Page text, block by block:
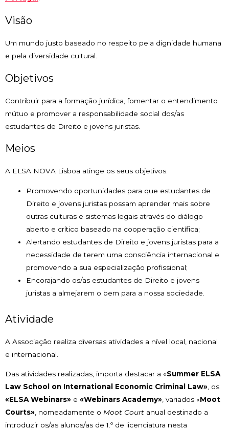
Visão
Um mundo justo baseado no respeito pela dignidade humana
e pela diversidade cultural.
Objetivos
Contribuir para a formação jurídica, fomentar o entendimento
mútuo e promover a responsabilidade social dos/as
estudantes de Direito e jovens juristas.
Meios
A ELSA NOVA Lisboa atinge os seus objetivos:
Promovendo oportunidades para que estudantes de
Direito e jovens juristas possam aprender mais sobre
outras culturas e sistemas legais através do diálogo
aberto e crítico baseado na cooperação científica;
Alertando estudantes de Direito e jovens juristas para a
necessidade de terem uma consciência internacional e
promovendo a sua especialização profissional;
Encorajando os/as estudantes de Direito e jovens
juristas a almejarem o bem para a nossa sociedade.
Atividade
A Associação realiza diversas atividades a nível local, nacional
e internacional.
Das atividades realizadas, importa destacar a «Summer ELSA
Law School on International Economic Criminal Law», os
«ELSA Webinars» e «Webinars Academy», variados «Moot
Courts», nomeadamente o Moot Court anual destinado a
introduzir os/as alunos/as de 1.º de licenciatura nesta